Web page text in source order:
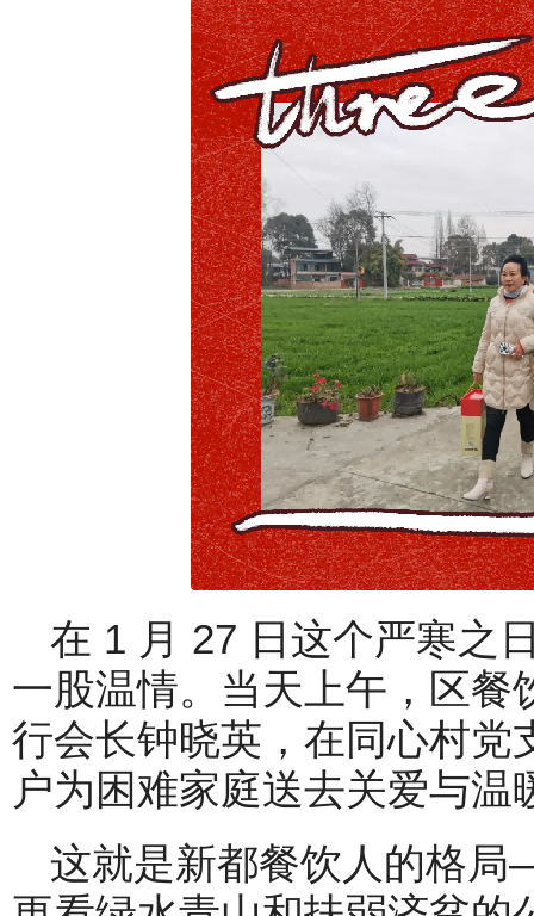
在 1 月 27 日这个严寒之
一股温情。当天上午，区餐
行会长钟晓英，在同心村党
户为困难家庭送去关爱与温
这就是新都餐饮人的格